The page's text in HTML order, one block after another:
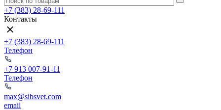
+7 (383) 28-69-111
Контакты
+7 (383) 28-69-111
Телефон
+7 913 007-91-11
Телефон
max@sibsvet.com
email